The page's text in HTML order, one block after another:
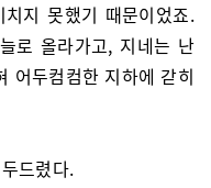
지 못했기 때문이었죠.
로 올라가고, 지네는 난
어두컴컴한 지하에 갇히
드렸다.